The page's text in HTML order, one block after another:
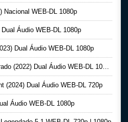
Nacional WEB-DL 1080p
Áudio WEB-DL 1080p
Dual Áudio WEB-DL 1080p
(2022) Dual Áudio WEB-DL 1080p
(2024) Dual Áudio WEB-DL 720p
Áudio WEB-DL 1080p